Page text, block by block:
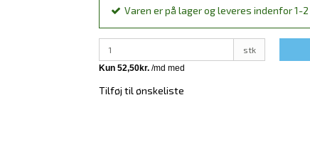
Varen er på lager og leveres indenfor 1-
stk
Tilføj til ønskeliste